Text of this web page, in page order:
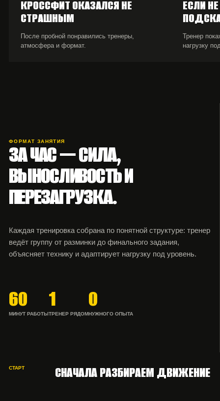
КРОССФИТ ОКАЗАЛСЯ НЕ
СТРАШНЫМ
После пробной понравились тренеры,
атмосфера и формат.
ЕСЛИ
Тренер
нагрузку
ФОРМАТ ЗАНЯТИЯ
ЗА ЧАС — СИЛА,
ВЫНОСЛИВОСТЬ И
ПЕРЕЗАГРУЗКА.
Каждая тренировка собрана по понятной структуре: тренер
ведёт группу от разминки до финального задания,
объясняет технику и адаптирует нагрузку под уровень.
60
МИНУТ РАБОТЫ
1
ТРЕНЕР РЯДОМ
0
НУЖНОГО ОПЫТА
СТАРТ СНАЧАЛА РАЗБИРАЕМ ДВИЖЕНИЕ